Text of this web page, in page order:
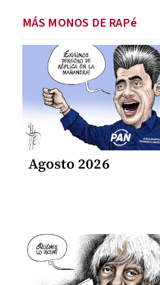
MÁS MONOS DE RAPé
Agosto 2026